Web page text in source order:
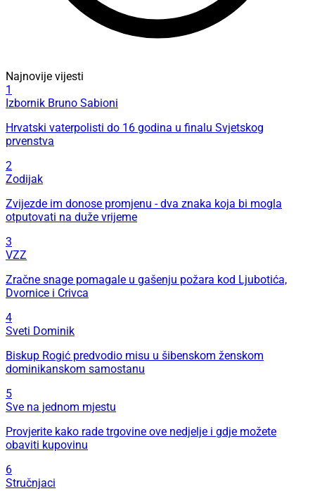
Najnovije vijesti
1
Izbornik Bruno Sabioni
Hrvatski vaterpolisti do 16 godina u finalu Svjetskog
prvenstva
2
Zodijak
Zvijezde im donose promjenu - dva znaka koja bi mogla
otputovati na duže vrijeme
3
VZZ
Zračne snage pomagale u gašenju požara kod Ljubotića,
Dvornice i Crivca
4
Sveti Dominik
Biskup Rogić predvodio misu u šibenskom ženskom
dominikanskom samostanu
5
Sve na jednom mjestu
Provjerite kako rade trgovine ove nedjelje i gdje možete
obaviti kupovinu
6
Stručnjaci